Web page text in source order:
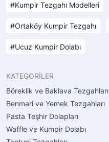
Kumpir Tezgahı Modelleri
Ortaköy Kumpir Tezgahı
Ucuz Kumpir Dolabı
KATEGORİLER
Böreklik ve Baklava Tezgahları
Benmari ve Yemek Tezgahları
Pasta Teşhir Dolapları
Waffle ve Kumpir Dolabı